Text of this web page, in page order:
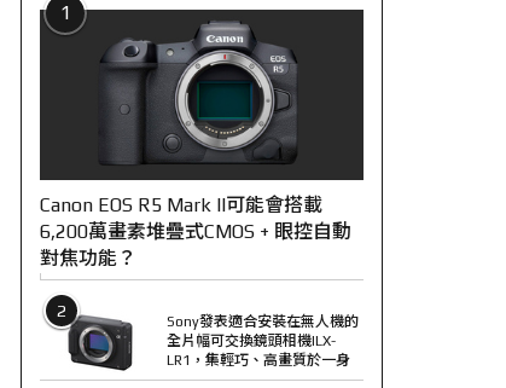
1
Canon EOS R5 Mark II可能會搭載
6,200萬畫素堆疊式CMOS + 眼控自動
對焦功能？
2
Sony發表適合安裝在無人機的
全片幅可交換鏡頭相機ILX-
LR1，集輕巧、高畫質於一身